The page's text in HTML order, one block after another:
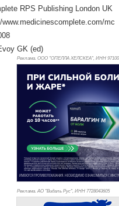
RPS Publishing London UK
mc
GK (ed)
Реклама. ООО "ОПЕЛЛА ХЕЛСКЕА", ИНН 971
Реклама. АО "Видаль Рус", ИНН 7728043605